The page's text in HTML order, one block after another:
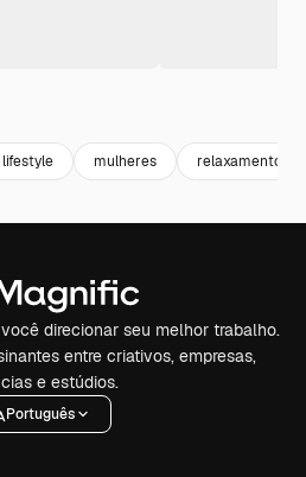
lifestyle mulheres relaxamento
direcionar seu melhor trabalho.
entre criativos, empresas,
e estúdios.
Português